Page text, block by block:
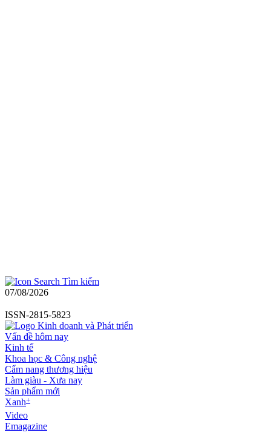
Tìm kiếm
07/08/2026
ISSN-2815-5823
Vấn đề hôm nay
Kinh tế
Khoa học & Công nghệ
Cẩm nang thương hiệu
Làm giàu - Xưa nay
Sản phẩm mới
Xanh+
Video
Emagazine